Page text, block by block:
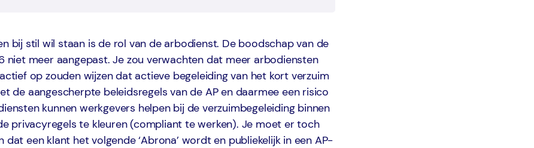
bij stil wil staan is de rol van de arbodienst. De boodschap van de
niet meer aangepast. Je zou verwachten dat meer arbodiensten
op zouden wijzen dat actieve begeleiding van het kort verzuim
de aangescherpte beleidsregels van de AP en daarmee een risico
kunnen werkgevers helpen bij de verzuimbegeleiding binnen
privacyregels te kleuren (compliant te werken). Je moet er toch
dat een klant het volgende ‘Abrona’ wordt en publiekelijk in een AP-